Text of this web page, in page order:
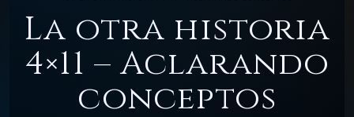
La otra historia
4×11 – Aclarando
conceptos